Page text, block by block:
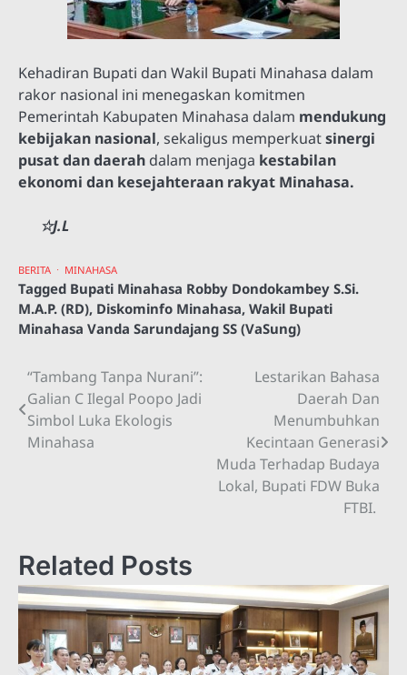
Kehadiran Bupati dan Wakil Bupati Minahasa dalam
rakor nasional ini menegaskan komitmen
Pemerintah Kabupaten Minahasa dalam mendukung
kebijakan nasional, sekaligus memperkuatsinergi
pusat dan daerah dalam menjaga kestabilan
ekonomi dan kesejahteraan rakyat Minahasa.
☆J.L
BERITA MINAHASA
Tagged Bupati Minahasa Robby Dondokambey S.Si.
M.A.P. (RD), Diskominfo Minahasa, Wakil Bupati
Minahasa Vanda Sarundajang SS (VaSung)
Navigasi
pos
“Tambang Tanpa Nurani”:
Galian C Ilegal Poopo Jadi
Simbol Luka Ekologis
Minahasa
Lestarikan Bahasa
Daerah Dan
Menumbuhkan
Kecintaan Generasi
Muda Terhadap Budaya
Lokal, Bupati FDW Buka
FTBI.
Related Posts